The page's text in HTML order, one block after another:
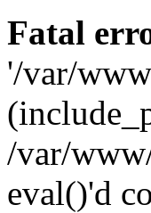
Fatal
'/var/
/var/
eval()'d